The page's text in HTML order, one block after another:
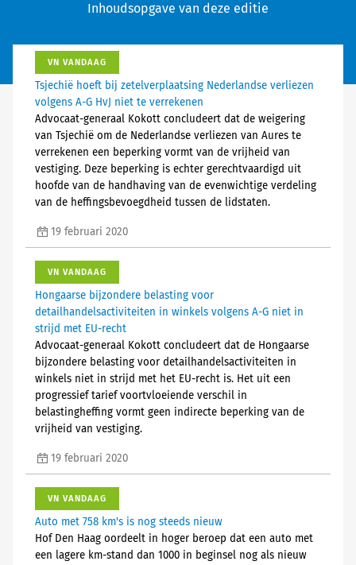
Inhoudsopgave van deze editie
VN VANDAAG
Tsjechië hoeft bij zetelverplaatsing Nederlandse verliezen
volgens A-G HvJ niet te verrekenen
Advocaat-generaal Kokott concludeert dat de weigering
van Tsjechië om de Nederlandse verliezen van Aures te
verrekenen een beperking vormt van de vrijheid van
vestiging. Deze beperking is echter gerechtvaardigd uit
hoofde van de handhaving van de evenwichtige verdeling
van de heffingsbevoegdheid tussen de lidstaten.
19 februari 2020
VN VANDAAG
Hongaarse bijzondere belasting voor
detailhandelsactiviteiten in winkels volgens A-G niet in
strijd met EU-recht
Advocaat-generaal Kokott concludeert dat de Hongaarse
bijzondere belasting voor detailhandelsactiviteiten in
winkels niet in strijd met het EU-recht is. Het uit een
progressief tarief voortvloeiende verschil in
belastingheffing vormt geen indirecte beperking van de
vrijheid van vestiging.
19 februari 2020
VN VANDAAG
Auto met 758 km's is nog steeds nieuw
Hof Den Haag oordeelt in hoger beroep dat een auto met
een lagere km-stand dan 1000 in beginsel nog als nieuw